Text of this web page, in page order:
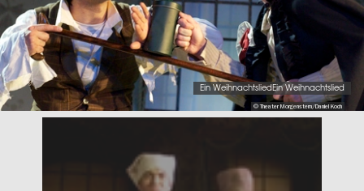
© Theater Morgenstern/Daniel Koch
Ein WeihnachtsliedEin Weihnachtslied